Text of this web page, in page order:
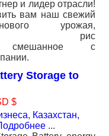
и лидер отрасли!
вам наш свежий
урожая,
рис
смешанное с
Storage to
$
, Казахстан,
...